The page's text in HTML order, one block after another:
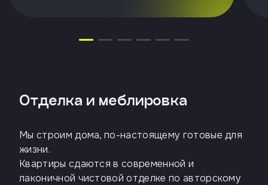
Отделка и меблировка
Мы строим дома, по-настоящему готовые для
жизни.
Квартиры сдаются в современной и
лаконичной чистовой отделке по авторскому